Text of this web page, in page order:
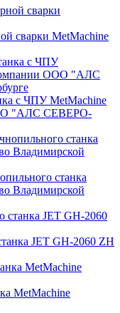
сварки MetMachine
с ЧПУ MetMachine
"АЛС СЕВЕРО-
станка
Владимирской
JET GH-2060 ZH
MetMachine